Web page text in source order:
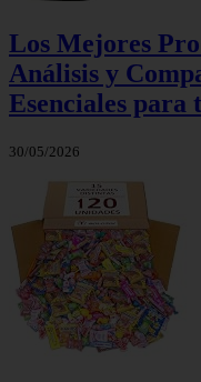
Los Mejores
Análisis y
Esenciales para
30/05/2026